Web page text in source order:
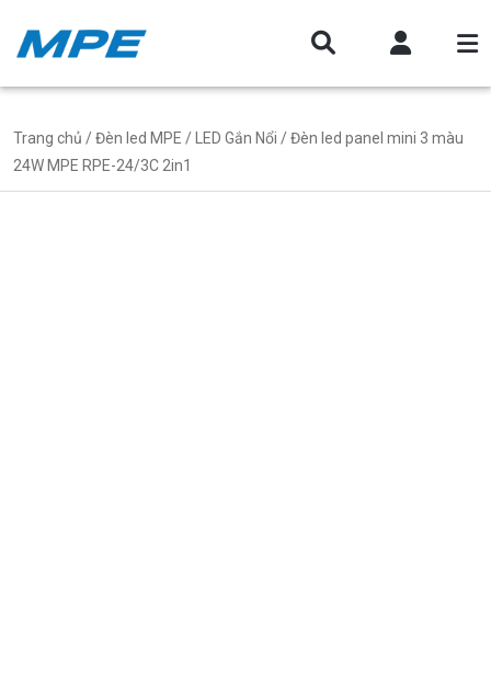
Trang chủ /Đèn led MPE / LED Gắn Nổi / Đèn led panel mini 3 màu
24W MPE RPE-24/3C 2in1